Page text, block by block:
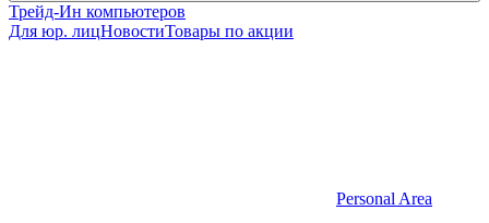
Трейд-Ин компьютеров
Для юр. лицНовостиТовары по акции
Personal Area